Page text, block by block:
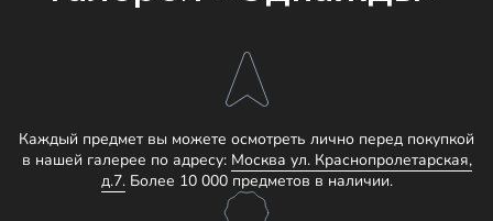
Каждый предмет вы можете осмотреть лично перед покупкой
в нашей галерее по адресу: Москва ул. Краснопролетарская,
д.7.Более 10 000 предметов в наличии.